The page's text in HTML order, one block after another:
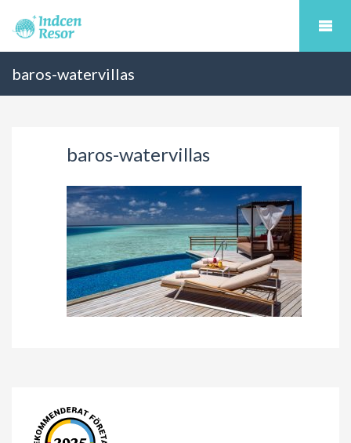
baros-watervillas
baros-watervillas